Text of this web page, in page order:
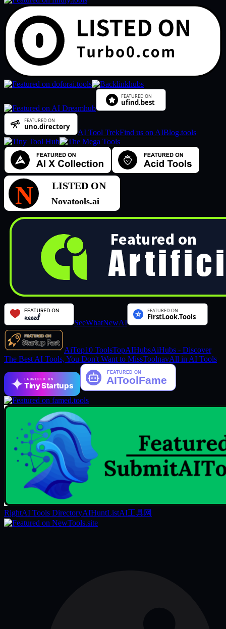
AI Tool TrekFind us on AIBlog.tools
SeeWhatNewAI
AiTop10 ToolsTopAIHubsAiHubs - Discover
The Best AI Tools, You Don't Want to MissToolnavAll in AI Tools
LAUNCHED ON
Tiny Startups
RightAI Tools DirectoryAIHuntListAI工具网